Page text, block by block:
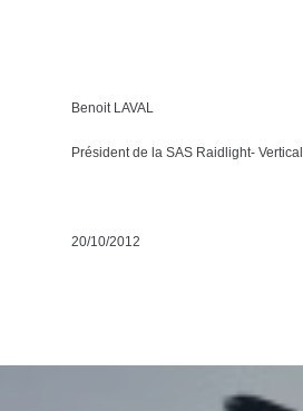
Benoit LAVAL
Président de la SAS Raidlight- Vertical
20/10/2012